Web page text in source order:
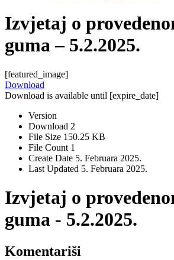
Izvjetaj o
guma – 5.2.2025.
[featured_image]
Download
Download is available until [expire_date]
Version
Download 2
File Size 150.25 KB
File Count 1
Create Date 5. Februara 2025.
Last Updated 5. Februara 2025.
Izvjetaj o
guma - 5.2.2025.
Komentariši